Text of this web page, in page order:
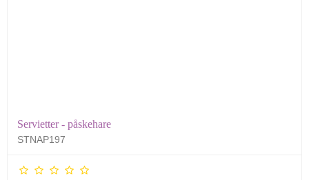
Servietter - påskehare
STNAP197